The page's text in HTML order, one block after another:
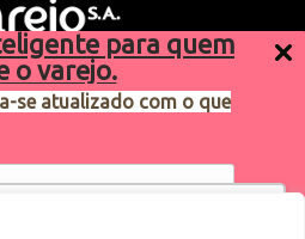
para quem
o varejo.
se atualizado com o que
para oferecer melhor
de pauta